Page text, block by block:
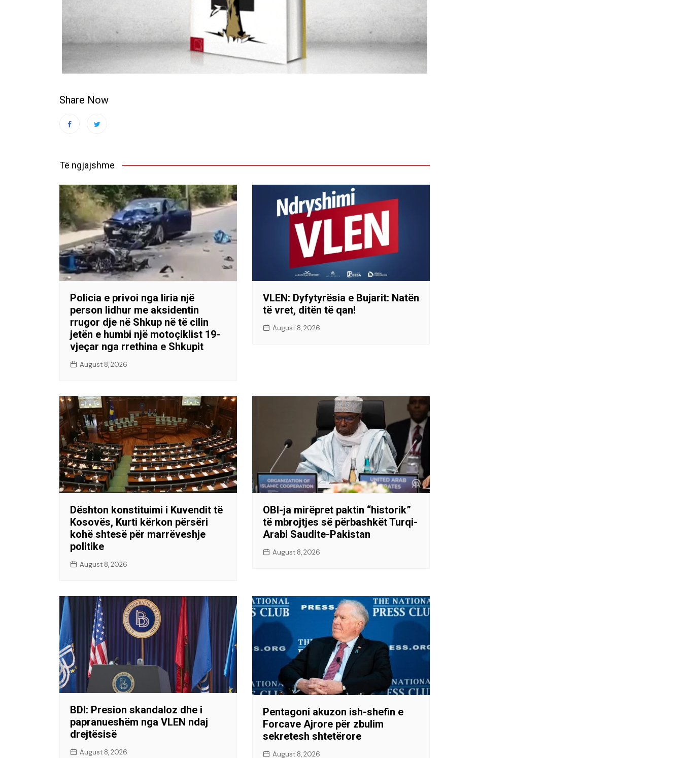
Share Now
Të ngjajshme
Policia e privoi nga liria një
person lidhur me aksidentin
rrugor dje në Shkup në të cilin
jetën e humbi një motoçiklist 19-
vjeçar nga rrethina e Shkupit
August 8, 2026
VLEN: Dyfytyrësia e Bujarit: Natën
të vret, ditën të qan!
August 8, 2026
Dështon konstituimi i Kuvendit të
Kosovës, Kurti kërkon përsëri
kohë shtesë për marrëveshje
politike
August 8, 2026
OBI-ja mirëpret paktin “historik”
të mbrojtjes së përbashkët Turqi-
Arabi Saudite-Pakistan
August 8, 2026
BDI: Presion skandaloz dhe i
papranueshëm nga VLEN ndaj
drejtësisë
August 8, 2026
Pentagoni akuzon ish-shefin e
Forcave Ajrore për zbulim
sekretesh shtetërore
August 8, 2026